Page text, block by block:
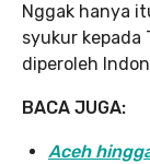
Nggak hanya
syukur kepada
diperoleh
BACA JUGA:
Aceh